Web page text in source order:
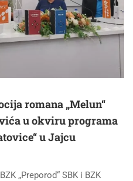
romana „Melun“
u okviru programa
u Jajcu
„Preporod“ SBK i BZK